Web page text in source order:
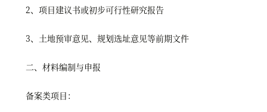
2、项目建议书或初步可行性研究报告
3、土地预审意见、规划选址意见等前期文件
二、材料编制与申报
备案类项目：